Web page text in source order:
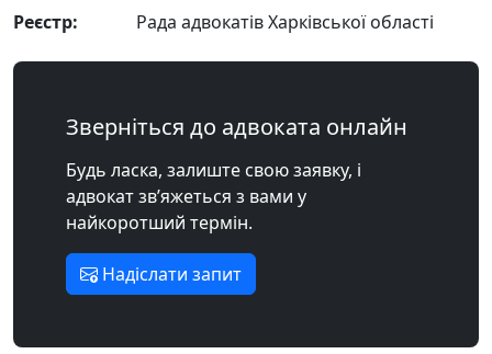
Реєстр:
Рада адвокатів Харківської області
Зверніться до адвоката онлайн
Будь ласка, залиште свою заявку, і
адвокат зв’яжеться з вами у
найкоротший термін.
Надіслати запит